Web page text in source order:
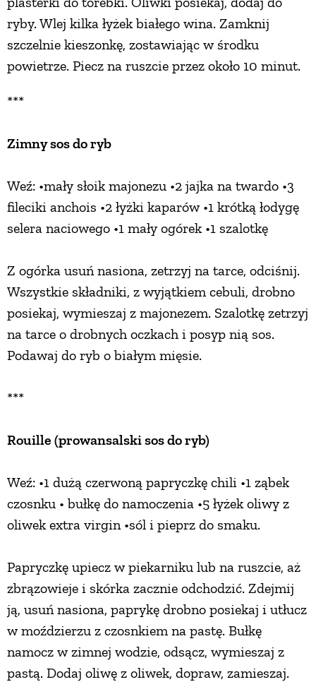
ryby. Wlej kilka łyżek białego wina. Zamknij
szczelnie kieszonkę, zostawiając w środku
powietrze. Piecz na ruszcie przez około 10 minut.
***
Zimny sos do ryb
Weź: •mały słoik majonezu •2 jajka na twardo •3
fileciki anchois •2 łyżki kaparów •1 krótką łodygę
selera naciowego •1 mały ogórek •1 szalotkę
Z ogórka usuń nasiona, zetrzyj na tarce, odciśnij.
Wszystkie składniki, z wyjątkiem cebuli, drobno
posiekaj, wymieszaj z majonezem. Szalotkę zetrzyj
na tarce o drobnych oczkach i posyp nią sos.
Podawaj do ryb o białym mięsie.
***
Rouille (prowansalski sos do ryb)
Weź: •1 dużą czerwoną papryczkę chili •1 ząbek
czosnku • bułkę do namoczenia •5 łyżek oliwy z
oliwek extra virgin •sól i pieprz do smaku.
Papryczkę upiecz w piekarniku lub na ruszcie, aż
zbrązowieje i skórka zacznie odchodzić. Zdejmij
ją, usuń nasiona, paprykę drobno posiekaj i utłucz
w moździerzu z czosnkiem na pastę. Bułkę
namocz w zimnej wodzie, odsącz, wymieszaj z
pastą. Dodaj oliwę z oliwek, dopraw, zamieszaj.